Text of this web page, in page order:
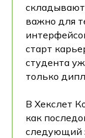
важно для
старт
студента
только
В Хекслет
как
следующий